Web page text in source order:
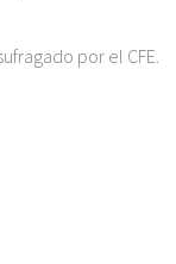
por el CFE.